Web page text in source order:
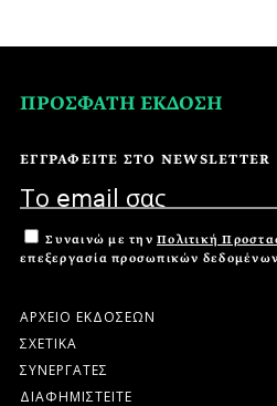
ΠΡΟΣΦΑΤΗ ΕΚΔΟΣΗ
ΕΓΓΡΑΦΕΙΤΕ ΣΤΟ NEWSLETTER
Συναινώ με την Πολιτική
επεξεργασία προσωπικών
ΑΡΧΕΙΟ ΕΚΔΟΣΕΩΝ
ΣΧΕΤΙΚΑ
ΣΥΝΕΡΓΑΤΕΣ
ΔΙΑΦΗΜΙΣΤΕΙΤΕ